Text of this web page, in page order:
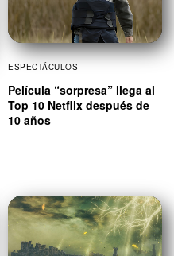
ESPECTÁCULOS
Película “sorpresa” llega al
Top 10 Netflix después de
10 años